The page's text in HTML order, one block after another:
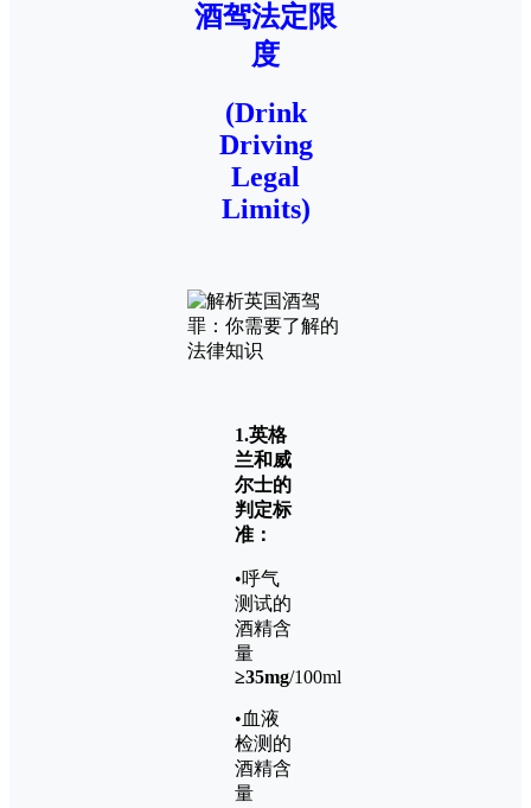
酒驾法定限
度
(Drink
Driving
Legal
Limits)
1.英格
兰和威
尔士的
判定标
准：
•呼气
测试的
酒精含
量
≥35mg/100ml
•血液
检测的
酒精含
量